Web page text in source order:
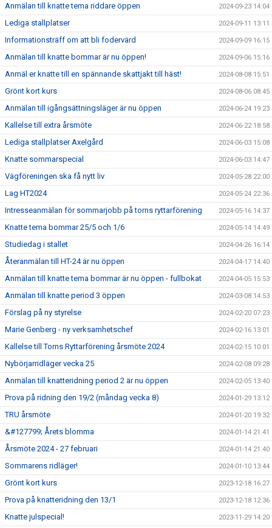
Anmälan till knatte tema riddare öppen 2024-09-23 14:04
Lediga stallplatser 2024-09-11 13:11
Informationsträff om att bli fodervärd 2024-09-09 16:15
Anmälan till knatte bommar är nu öppen! 2024-09-06 15:16
Anmäl er knatte till en spännande skattjakt till häst! 2024-08-08 15:51
Grönt kort kurs 2024-08-06 08:45
Anmälan till igångsättningsläger är nu öppen 2024-06-24 19:23
Kallelse till extra årsmöte 2024-06-22 18:58
Lediga stallplatser Axelgård 2024-06-03 15:08
Knatte sommarspecial 2024-06-03 14:47
Vägföreningen ska få nytt liv 2024-05-28 22:00
Lag HT2024 2024-05-24 22:36
Intresseanmälan för sommarjobb på torns ryttarförening 2024-05-16 14:37
Knatte tema bommar 25/5 och 1/6 2024-05-14 14:49
Studiedag i stallet 2024-04-26 16:14
Återanmälan till HT-24 är nu öppen 2024-04-17 14:40
Anmälan till knatte tema bommar är nu öppen - fullbokat 2024-04-05 15:53
Anmälan till knatte period 3 öppen 2024-03-08 14:53
Förslag på ny styrelse 2024-02-20 07:23
Marie Genberg - ny verksamhetschef 2024-02-16 13:01
Kallelse till Torns Ryttarförening årsmöte 2024 2024-02-15 10:01
Nybörjarridläger vecka 25 2024-02-08 09:28
Anmälan till knatteridning period 2 är nu öppen 2024-02-05 13:40
Prova på ridning den 19/2 (måndag vecka 8) 2024-01-29 13:12
TRU årsmöte 2024-01-20 19:32
&#127799; Årets blomma 2024-01-14 21:41
Årsmöte 2024 - 27 februari 2024-01-14 21:40
Sommarens ridläger! 2024-01-10 13:44
Grönt kort kurs 2023-12-18 16:27
Prova på knatteridning den 13/1 2023-12-18 12:36
Knatte julspecial! 2023-11-29 14:20